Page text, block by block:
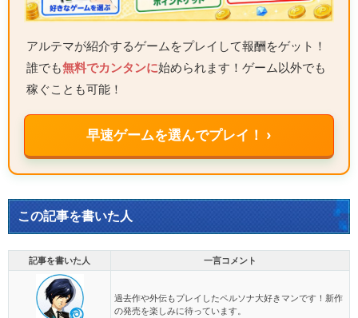
アルテマが紹介するゲームをプレイして報酬をゲット！
誰でも無料でカンタンに始められます！ゲーム以外でも
稼ぐことも可能！
早速ゲームを選んでプレイ！ ›
この記事を書いた人
記事を書いた人 一言コメント
過去作や外伝もプレイしたペルソナ大好きマンです！新作
の発売を楽しみに待っています。